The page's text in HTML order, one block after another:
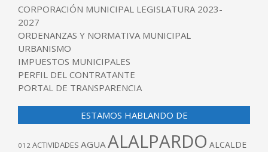
CORPORACIÓN MUNICIPAL LEGISLATURA 2023-
2027
ORDENANZAS Y NORMATIVA MUNICIPAL
URBANISMO
IMPUESTOS MUNICIPALES
PERFIL DEL CONTRATANTE
PORTAL DE TRANSPARENCIA
ESTAMOS HABLANDO DE
012 ACTIVIDADES AGUAALALPARDO ALCALDE